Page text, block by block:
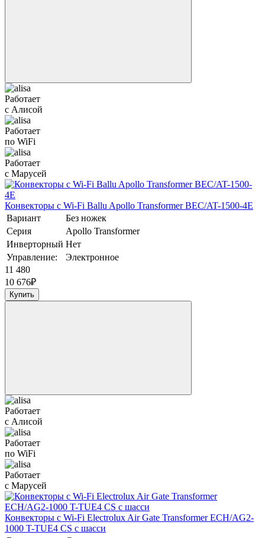
Работает
с Алисой
Работает
по WiFi
Работает
с Марусей
Конвекторы с Wi-Fi Ballu Apollo Transformer BEC/AT-1500-4E
Вариант
Без ножек
Серия
Apollo Transformer
Инверторный Нет
Управление:
Электронное
11 480
10 676₽
Купить
Работает
с Алисой
Работает
по WiFi
Работает
с Марусей
Конвекторы с Wi-Fi Electrolux Air Gate Transformer ECH/AG2-
1000 T-TUE4 CS с шасси